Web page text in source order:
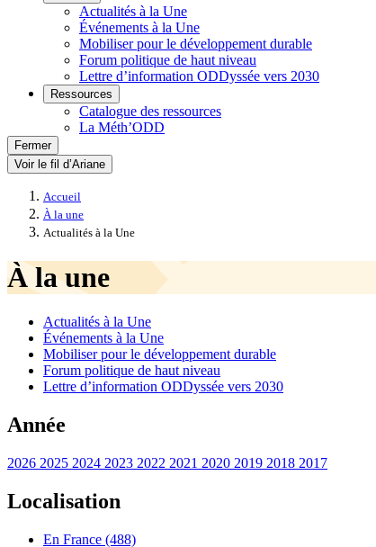
Actualités à la Une
Événements à la Une
Mobiliser pour le développement durable
Forum politique de haut niveau
Lettre d’information ODDyssée vers 2030
Ressources
Catalogue des ressources
La Méth’ODD
Fermer
Voir le fil d’Ariane
Accueil
À la une
Actualités à la Une
À la une
Actualités à la Une
Événements à la Une
Mobiliser pour le développement durable
Forum politique de haut niveau
Lettre d’information ODDyssée vers 2030
Année
2026 2025 2024 2023 2022 2021 2020 2019 2018 2017
Localisation
En France (488)